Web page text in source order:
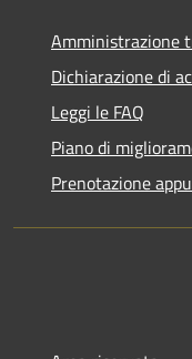
Amministrazione
Dichiarazione di
Leggi le FAQ
Piano di
Prenotazione